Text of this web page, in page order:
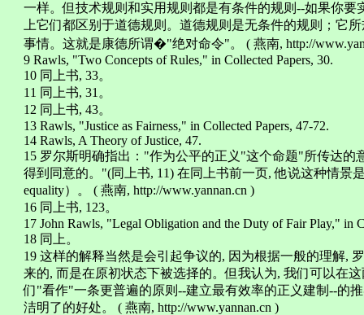
一样。但技术规则和实用规则都是有条件的规则--如果你
上它们都区别于道德规则。道德规则是无条件的规则；它
事情。这就是康德所谓�"绝对命令"。 ( 燕南, http://
9 Rawls, "Two Concepts of Rules," in Collected Papers, 30.
10 同上书, 33。
11 同上书, 31。
12 同上书, 43。
13 Rawls, "Justice as Fairness," in Collected Papers, 47-72.
14 Rawls, A Theory of Justice, 47.
15 罗尔斯明确指出："作为公平的正义"这个命题"所传达
得到同意的。"(同上书, 11) 在同上书前一页, 他说这种情景
equality）。 ( 燕南, http://www.yannan.cn )
16 同上书, 123。
17 John Rawls, "Legal Obligation and the Duty of Fair Play," in
18 同上。
19 这样的解释当然是会引起争议的, 因为根据一般的理解,
来的, 而是在原初状态下被选择的。但我认为, 我们可以在
们"看作"一条更普遍的原则--建立最有效率的正义建制--的
洁明了的好处。 ( 燕南, http://www.yannan.cn )